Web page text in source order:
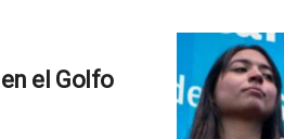
el Golfo